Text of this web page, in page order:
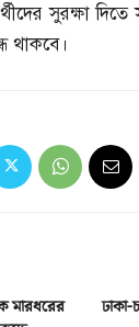
সুরক্ষা
থাকবে।
মারধরের